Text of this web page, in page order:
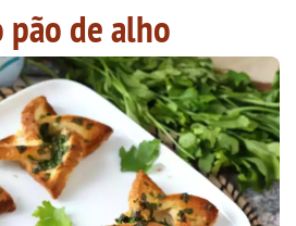
pão de alho